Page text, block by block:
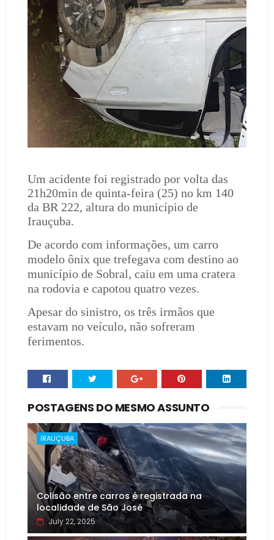
Um acidente foi registrado por volta das
21h20min de quinta-feira (25) no km 140
da BR 222, altura do município de
Irauçuba.
De acordo com informações, um carro
modelo ônix que trefegava com destino ao
município de Sobral, caiu em uma cratera
na rodovia e capotou quatro vezes.
Apesar do sinistro, os três irmãos que
estavam no veículo, não sofreram
ferimentos.
POSTAGENS DO MESMO ASSUNTO
IRAUÇUBA
Colisão entre carros é registrada na
localidade de São José
July 22, 2025